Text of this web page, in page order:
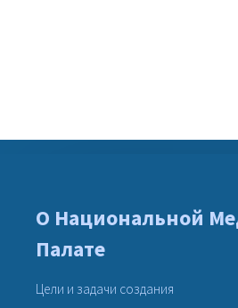
О Национальной
Палате
Цели и задачи создания